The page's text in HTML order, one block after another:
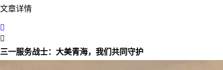
文章详情


三一服务战士：大美青海，我们共同守护